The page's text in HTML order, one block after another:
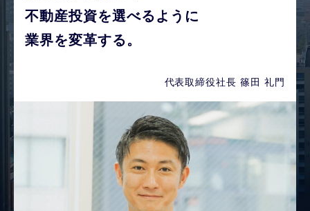
不動産投資を選べるように
業界を変革する。
代表取締役社長 篠田 礼門